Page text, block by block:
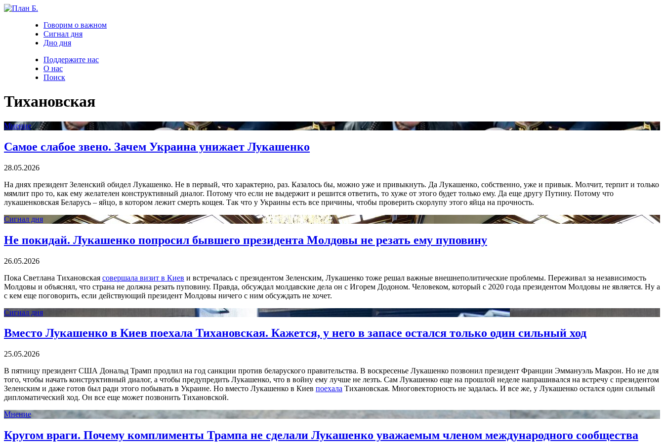
Говорим о важном
Сигнал дня
Дно дня
Поддержите нас
О нас
Поиск
Тихановская
Мнение
Самое слабое звено. Зачем Украина унижает Лукашенко
28.05.2026
На днях президент Зеленский обидел Лукашенко. Не в первый, что характерно, раз. Казалось бы, можно уже и привыкнуть. Да Лукашенко, собственно, уже и привык. Молчит, терпит и только
мямлит про то, как ему желателен конструктивный диалог. Потому что если не выдержит и решится ответить, то хуже от этого будет только ему. Да еще другу Путину. Потому что
лукашенковская Беларусь – яйцо, в котором лежит смерть кощея. Так что у Украины есть все причины, чтобы проверить скорлупу этого яйца на прочность.
Сигнал дня
Не покидай. Лукашенко попросил бывшего президента Молдовы не резать ему пуповину
26.05.2026
Пока Светлана Тихановская совершала визит в Киев и встречалась с президентом Зеленским, Лукашенко тоже решал важные внешнеполитические проблемы. Переживал за независимость
Молдовы и объяснял, что страна не должна резать пуповину. Правда, обсуждал молдавские дела он с Игорем Додоном. Человеком, который с 2020 года президентом Молдовы не является. Ну а
с кем еще поговорить, если действующий президент Молдовы ничего с ним обсуждать не хочет.
Сигнал дня
Вместо Лукашенко в Киев поехала Тихановская. Кажется, у него в запасе остался только один сильный ход
25.05.2026
В пятницу президент США Дональд Трамп продлил на год санкции против беларуского правительства. В воскресенье Лукашенко позвонил президент Франции Эммануэль Макрон. Но не для
того, чтобы начать конструктивный диалог, а чтобы предупредить Лукашенко, что в войну ему лучше не лезть. Сам Лукашенко еще на прошлой неделе напрашивался на встречу с президентом
Зеленским и даже готов был ради этого побывать в Украине. Но вместо Лукашенко в Киев поехала Тихановская. Многовекторность не задалась. И все же, у Лукашенко остался один сильный
дипломатический ход. Он все еще может позвонить Тихановской.
Мнение
Кругом враги. Почему комплименты Трампа не сделали Лукашенко уважаемым членом международного сообщества